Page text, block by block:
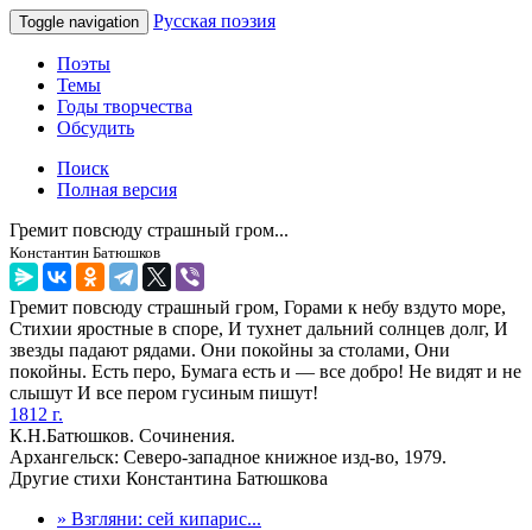
Toggle navigation Русская поэзия
Поэты
Темы
Годы творчества
Обсудить
Поиск
Полная версия
Гремит повсюду страшный гром...
Константин Батюшков
Гремит повсюду страшный гром, Горами к небу вздуто море,
Стихии яростные в споре, И тухнет дальний солнцев долг, И
звезды падают рядами. Они покойны за столами, Они
покойны. Есть перо, Бумага есть и — все добро! Не видят и не
слышут И все пером гусиным пишут!
1812 г.
К.Н.Батюшков. Сочинения.
Архангельск: Северо-западное книжное изд-во, 1979.
Другие стихи Константина Батюшкова
» Взгляни: сей кипарис...